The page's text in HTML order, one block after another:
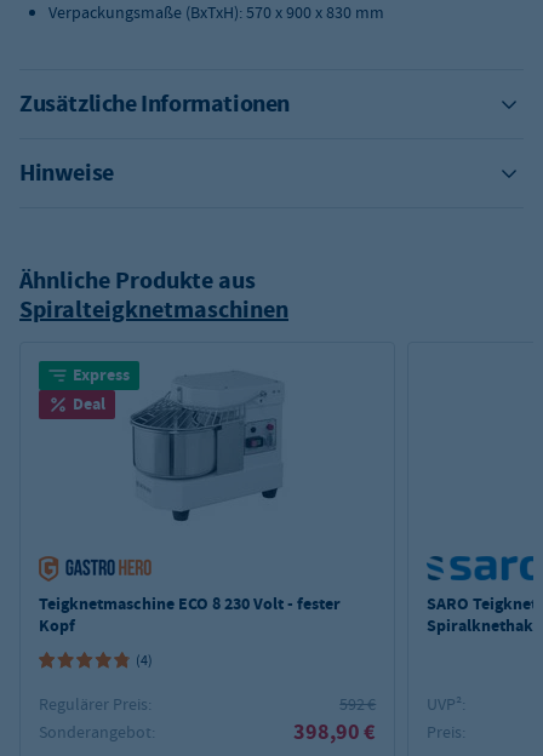
Verpackungsmaße (BxTxH): 570 x 900 x 830 mm
Zusätzliche Informationen
Hinweise
Ähnliche Produkte aus
Spiralteigknetmaschinen
Express
Deal
Teigknetmaschine ECO 8 230 Volt - fester
Kopf
(4)
Regulärer Preis:
592 €
Sonderangebot:
398,90 €
SARO
UVP²:
Preis: